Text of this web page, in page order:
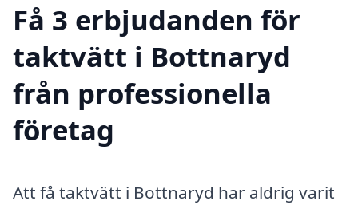
Få 3 erbjudanden för
taktvätt i Bottnaryd
från professionella
företag
Att få taktvätt i Bottnaryd har aldrig varit